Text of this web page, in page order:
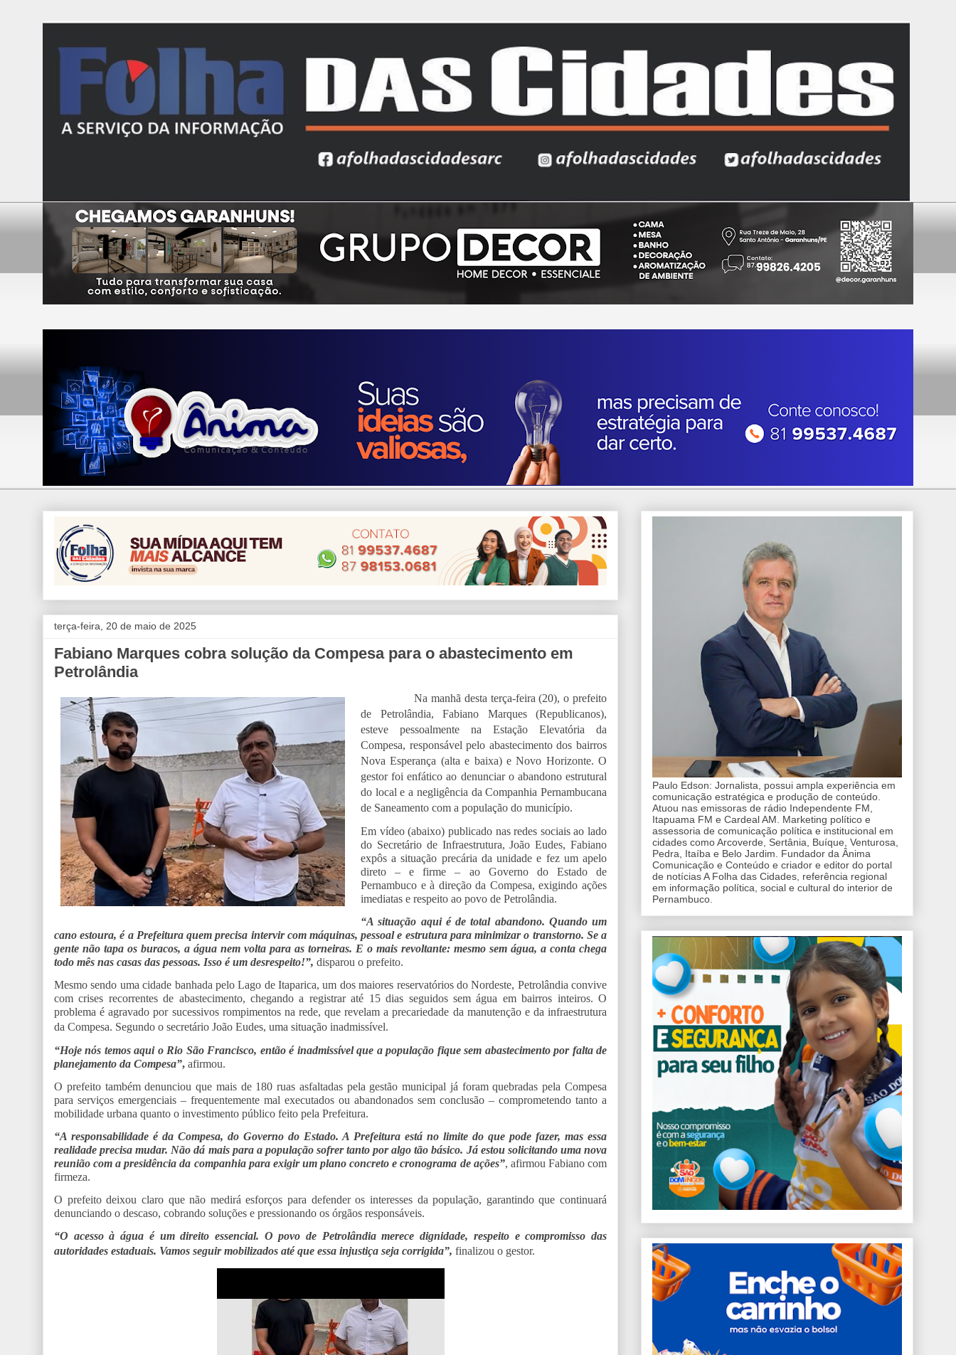
terça-feira, 20 de maio de 2025
Fabiano Marques cobra solução da Compesa para o abastecimento em
Petrolândia
Na manhã desta terça-feira (20), o prefeito
de Petrolândia, Fabiano Marques (Republicanos),
esteve pessoalmente na Estação Elevatória da
Compesa, responsável pelo abastecimento dos bairros
Nova Esperança (alta e baixa) e Novo Horizonte. O
gestor foi enfático ao denunciar o abandono estrutural
do local e a negligência da Companhia Pernambucana
de Saneamento com a população do município.
Em vídeo (abaixo) publicado nas redes sociais ao lado
do Secretário de Infraestrutura, João Eudes, Fabiano
expôs a situação precária da unidade e fez um apelo
direto – e firme – ao Governo do Estado de
Pernambuco e à direção da Compesa, exigindo ações
imediatas e respeito ao povo de Petrolândia.
“A situação aqui é de total abandono. Quando um
cano estoura, é a Prefeitura quem precisa intervir com máquinas, pessoal e estrutura para minimizar o transtorno. Se a
gente não tapa os buracos, a água nem volta para as torneiras. E o mais revoltante: mesmo sem água, a conta chega
todo mês nas casas das pessoas. Isso é um desrespeito!”, disparou o prefeito.
Mesmo sendo uma cidade banhada pelo Lago de Itaparica, um dos maiores reservatórios do Nordeste, Petrolândia convive
com crises recorrentes de abastecimento, chegando a registrar até 15 dias seguidos sem água em bairros inteiros. O
problema é agravado por sucessivos rompimentos na rede, que revelam a precariedade da manutenção e da infraestrutura
da Compesa. Segundo o secretário João Eudes, uma situação inadmissível.
“Hoje nós temos aqui o Rio São Francisco, então é inadmissível que a população fique sem abastecimento por falta de
planejamento da Compesa”, afirmou.
O prefeito também denunciou que mais de 180 ruas asfaltadas pela gestão municipal já foram quebradas pela Compesa
para serviços emergenciais – frequentemente mal executados ou abandonados sem conclusão – comprometendo tanto a
mobilidade urbana quanto o investimento público feito pela Prefeitura.
“A responsabilidade é da Compesa, do Governo do Estado. A Prefeitura está no limite do que pode fazer, mas essa
realidade precisa mudar. Não dá mais para a população sofrer tanto por algo tão básico. Já estou solicitando uma nova
reunião com a presidência da companhia para exigir um plano concreto e cronograma de ações”, afirmou Fabiano com
firmeza.
O prefeito deixou claro que não medirá esforços para defender os interesses da população, garantindo que continuará
denunciando o descaso, cobrando soluções e pressionando os órgãos responsáveis.
“O acesso à água é um direito essencial. O povo de Petrolândia merece dignidade, respeito e compromisso das
autoridades estaduais. Vamos seguir mobilizados até que essa injustiça seja corrigida”, finalizou o gestor.
Paulo Edson: Jornalista, possui ampla experiência em
comunicação estratégica e produção de conteúdo.
Atuou nas emissoras de rádio Independente FM,
Itapuama FM e Cardeal AM. Marketing político e
assessoria de comunicação política e institucional em
cidades como Arcoverde, Sertânia, Buíque, Venturosa,
Pedra, Itaíba e Belo Jardim. Fundador da Ânima
Comunicação e Conteúdo e criador e editor do portal
de notícias A Folha das Cidades, referência regional
em informação política, social e cultural do interior de
Pernambuco.